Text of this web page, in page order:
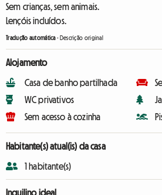
Sem crianças, sem animais.
Lençóis incluídos.
Tradução automática- Descrição original
Alojamento
Casa de banho partilhada
WC privativos
Sem acesso à cozinha
Habitante(s) atual(is) da casa
1 habitante(s)
Inquilino ideal